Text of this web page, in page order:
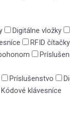
Digitálne vložky
RFID čítačky
Príslušenstvo
Kódové klávesníce